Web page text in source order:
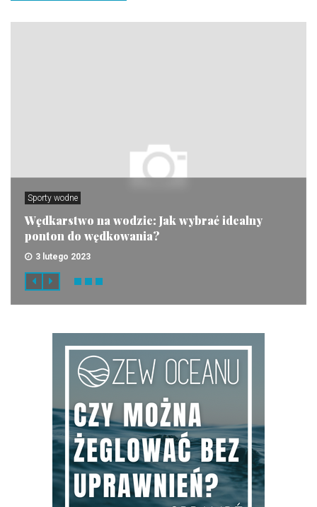
Sporty wodne
Wędkarstwo na wodzie: Jak wybrać idealny
ponton do wędkowania?
3 lutego 2023